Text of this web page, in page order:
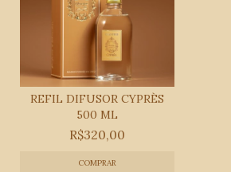
REFIL DIFUSOR CYPRÈS
500 ML
R$320,00